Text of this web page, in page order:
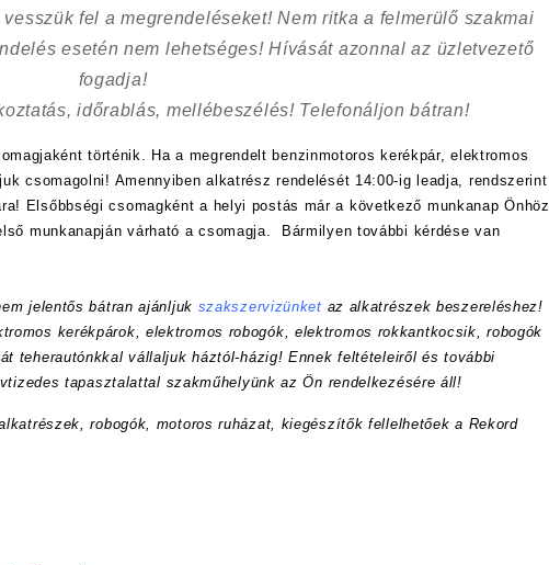
fel a megrendeléseket! Nem ritka a felmerülő szakmai
esetén nem lehetséges! Hívását azonnal az üzletvezető
fogadja!
időrablás, mellébeszélés! Telefonáljon bátran!
történik. Ha a megrendelt benzinmotoros kerékpár, elektromos
csomagolni! Amennyiben alkatrész rendelését 14:00-ig leadja, rendszerint
Elsőbbségi csomagként a helyi postás már a következő munkanap Önhöz
munkanapján várható a csomagja. Bármilyen további kérdése van
jelentős bátran ajánljuk szakszervizünket az alkatrészek beszereléshez!
kerékpárok, elektromos robogók, elektromos rokkantkocsik, robogók
teherautónkkal vállaljuk háztól-házig! Ennek feltételeiről és további
tapasztalattal szakműhelyünk az Ön rendelkezésére áll!
robogók, motoros ruházat, kiegészítők fellelhetőek a Rekord